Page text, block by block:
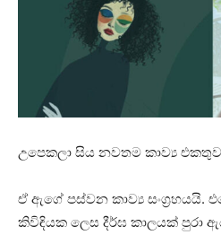
උපෙකලා සිය නවතම කාව්‍ය
ඒ ඇගේ පස්වන කාව්‍ය
කිවිඳියක ලෙස දීර්ඝ කාලයක් පුරා